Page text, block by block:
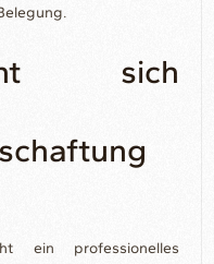
sich
ein professionelles